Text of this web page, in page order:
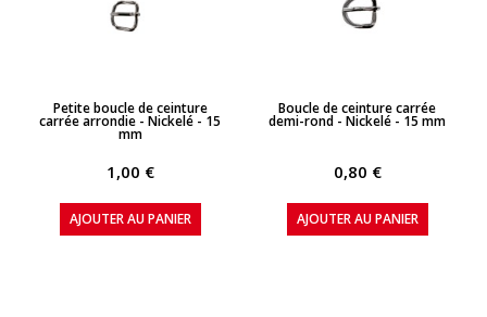
APERÇU RAPIDE
Petite boucle de ceinture
carrée arrondie - Nickelé - 15
mm
1,00 €
AJOUTER AU PANIER
APERÇU RAPIDE
Boucle de ceinture carrée
demi-rond - Nickelé - 15 mm
0,80 €
AJOUTER AU PANIER